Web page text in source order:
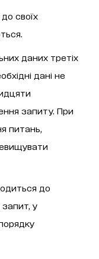
своїх
даних третіх
дані не
запиту. При
питань,
до
у